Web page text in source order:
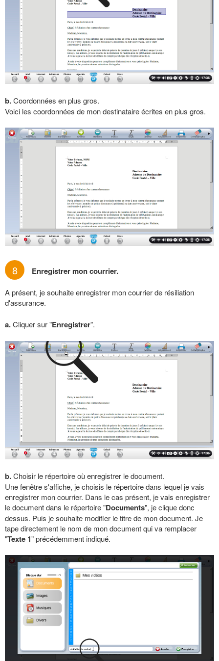
b.Coordonnées en plus gros.
Voici les coordonnées de mon destinataire écrites en plus gros.
8 Enregistrer mon courrier.
A présent, je souhaite enregistrer mon courrier de résiliation
d'assurance.
a.Cliquer sur "Enregistrer".
b.Choisir le répertoire où enregistrer le document.
Une fenêtre s'affiche, je choisis le répertoire dans lequel je vais
enregistrer mon courrier. Dans le cas présent, je vais enregistrer
le document dans le répertoire "Documents", je clique donc
dessus. Puis je souhaite modifier le titre de mon document. Je
tape directement le nom de mon document qui va remplacer
"Texte 1" précédemment indiqué.